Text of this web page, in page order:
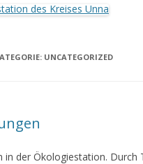
UNCATEGORIZED
in der Ökologiestation. Durch